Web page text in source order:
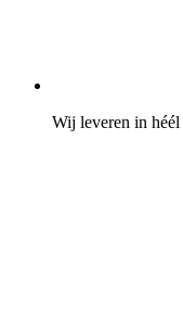
Wij leveren in héél